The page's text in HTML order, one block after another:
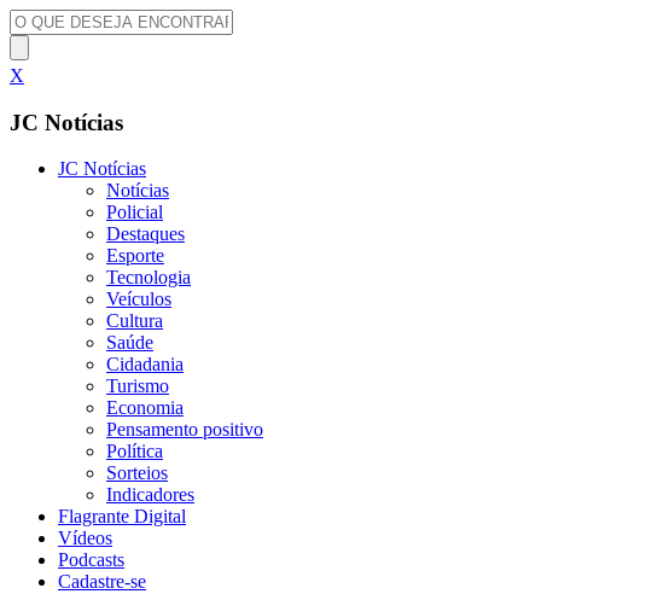
X
JC Notícias
JC Notícias
Notícias
Policial
Destaques
Esporte
Tecnologia
Veículos
Cultura
Saúde
Cidadania
Turismo
Economia
Pensamento positivo
Política
Sorteios
Indicadores
Flagrante Digital
Vídeos
Podcasts
Cadastre-se